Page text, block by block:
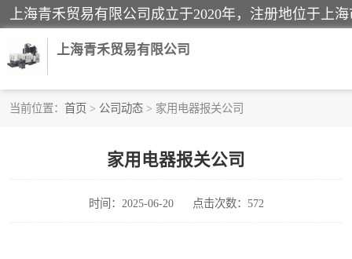
上海青禾贸易有限公司
当前位置： 首页 > 公司动态 > 家用电器报关公司
家用电器报关公司
时间：2025-06-20 点击次数：572